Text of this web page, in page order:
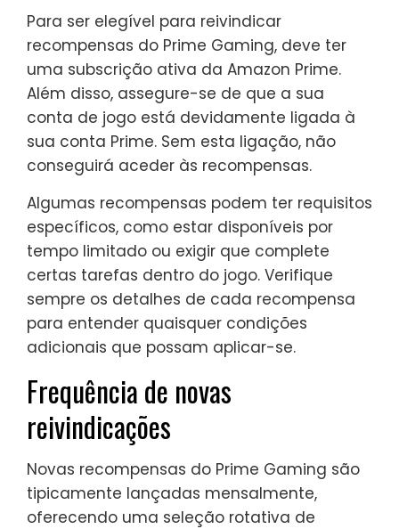
Para ser elegível para reivindicar
recompensas do Prime Gaming, deve ter
uma subscrição ativa da Amazon Prime.
Além disso, assegure-se de que a sua
conta de jogo está devidamente ligada à
sua conta Prime. Sem esta ligação, não
conseguirá aceder às recompensas.
Algumas recompensas podem ter requisitos
específicos, como estar disponíveis por
tempo limitado ou exigir que complete
certas tarefas dentro do jogo. Verifique
sempre os detalhes de cada recompensa
para entender quaisquer condições
adicionais que possam aplicar-se.
Frequência de novas
reivindicações
Novas recompensas do Prime Gaming são
tipicamente lançadas mensalmente,
oferecendo uma seleção rotativa de